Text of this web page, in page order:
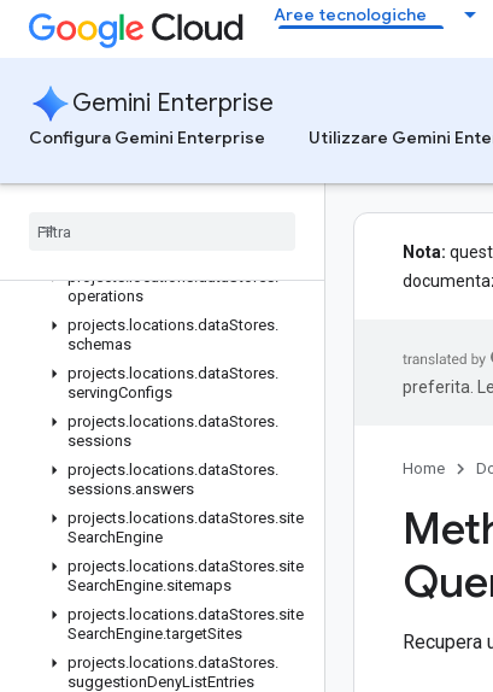
Aree tecnologiche
Gemini Enterprise
Configura Gemini Enterprise
Utilizzare Gemini
projects.locations.dataStores.branches.documents
projects.locations.dataStores.branches.documents.chunks
projects.locations.dataStores.completionConfig
projects.locations.dataStores.completionSuggestions
projects.locations.dataStores.controls
projects.locations.dataStores.
projects
projects.locations.dataStores.
operations
projects. locations.dataStores.
schemas
projects. locations.dataStores.
servingConfigs
projects. locations.dataStores.
sessions
projects. locations.dataStores.
sessions.answers
projects. locations.dataStores.site
SearchEngine
projects. locations.dataStores.site
SearchEngine.sitemaps
projects. locations.dataStores.site
SearchEngine.targetSites
projects. locations.dataStores.
suggestionDenyListEntries
Nota:
preferita.
Home
Recupera